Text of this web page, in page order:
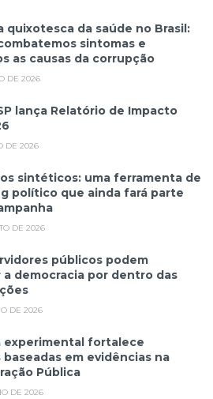
quixotesca da saúde no Brasil:
sintomas e
as causas da corrupção
DE 2026
lança Relatório de Impacto
DE 2026
sintéticos: uma ferramenta de
político que ainda fará parte
DE 2026
públicos podem
democracia por dentro das
DE 2026
experimental fortalece
baseadas em evidências na
Pública
DE 2026